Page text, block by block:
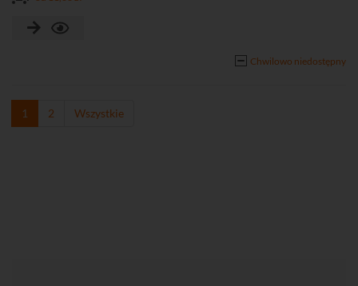
Chwilowo niedostępny
1 2 Wszystkie